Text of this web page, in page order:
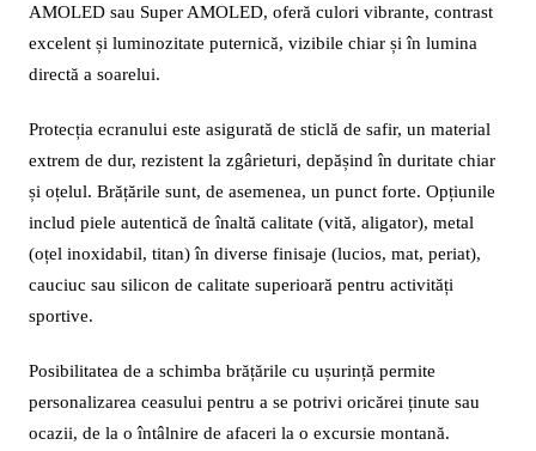
AMOLED sau Super AMOLED, oferă culori vibrante, contrast
excelent și luminozitate puternică, vizibile chiar și în lumina
directă a soarelui.
Protecția ecranului este asigurată de sticlă de safir, un material
extrem de dur, rezistent la zgârieturi, depășind în duritate chiar
și oțelul. Brățările sunt, de asemenea, un punct forte. Opțiunile
includ piele autentică de înaltă calitate (vită, aligator), metal
(oțel inoxidabil, titan) în diverse finisaje (lucios, mat, periat),
cauciuc sau silicon de calitate superioară pentru activități
sportive.
Posibilitatea de a schimba brățările cu ușurință permite
personalizarea ceasului pentru a se potrivi oricărei ținute sau
ocazii, de la o întâlnire de afaceri la o excursie montană.